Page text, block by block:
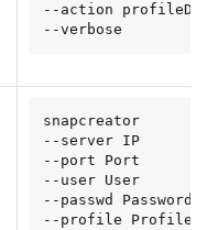
--action
--verbose
snapcreator
--server IP
--port Port
--user User
--passwd Password
--profile Profile